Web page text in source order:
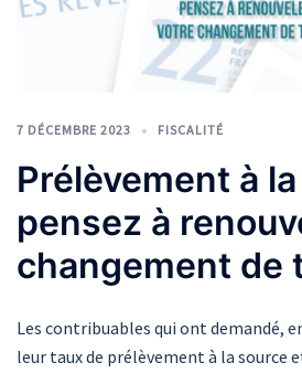
7 DÉCEMBRE 2023 FISCALITÉ
Prélèvement à
pensez à
changement de
Les contribuables qui ont demandé,
leur taux de prélèvement à la source